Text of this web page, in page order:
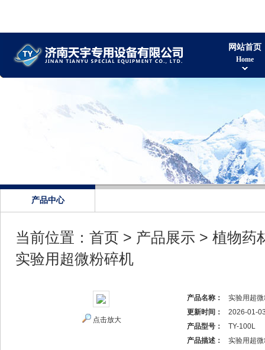
网站首页
Home
产品中心
当前位置： 首页 > 产品展示 > 植物药
实验用超微粉碎机
点击放大
产品名称：
实验用超
更新时间：
2026-01-
产品型号：
TY-100L
产品描述：
实验用超